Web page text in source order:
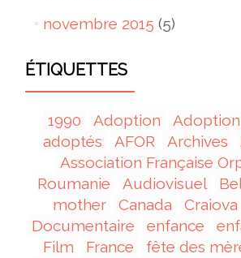
novembre 2015 (5)
ÉTIQUETTES
1990 Adoption
adoptés
AFOR Archives
Association Française
Roumanie
Audiovisuel
mother
Canada Craiova
Documentaire
enfance
Film
France fête des